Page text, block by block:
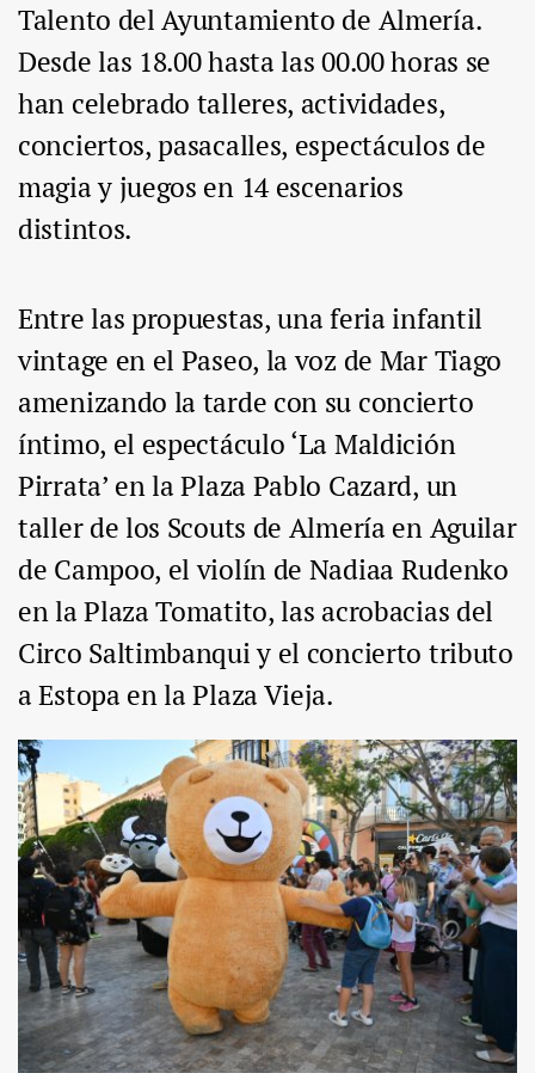
Talento del Ayuntamiento de Almería.
Desde las 18.00 hasta las 00.00 horas se
han celebrado talleres, actividades,
conciertos, pasacalles, espectáculos de
magia y juegos en 14 escenarios
distintos.
Entre las propuestas, una feria infantil
vintage en el Paseo, la voz de Mar Tiago
amenizando la tarde con su concierto
íntimo, el espectáculo ‘La Maldición
Pirrata’ en la Plaza Pablo Cazard, un
taller de los Scouts de Almería en Aguilar
de Campoo, el violín de Nadiaa Rudenko
en la Plaza Tomatito, las acrobacias del
Circo Saltimbanqui y el concierto tributo
a Estopa en la Plaza Vieja.